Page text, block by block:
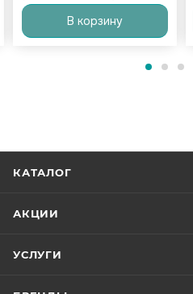
В корзину
КАТАЛОГ
АКЦИИ
УСЛУГИ